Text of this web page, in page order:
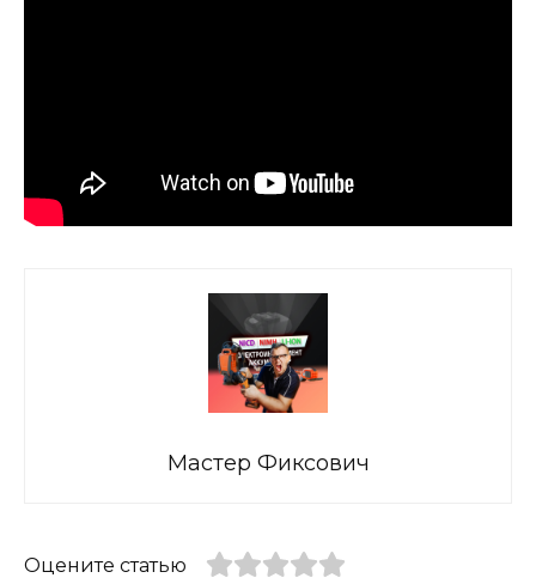
Мастер Фиксович
Оцените статью